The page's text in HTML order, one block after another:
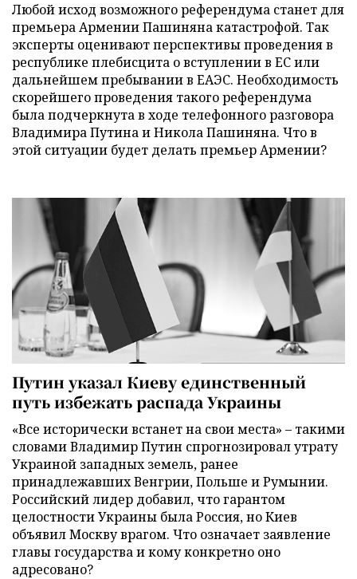
Любой исход возможного референдума станет для
премьера Армении Пашиняна катастрофой. Так
эксперты оценивают перспективы проведения в
республике плебисцита о вступлении в ЕС или
дальнейшем пребывании в ЕАЭС. Необходимость
скорейшего проведения такого референдума
была подчеркнута в ходе телефонного разговора
Владимира Путина и Никола Пашиняна. Что в
этой ситуации будет делать премьер Армении?
Путин указал Киеву единственный
путь избежать распада Украины
«Все исторически встанет на свои места» – такими
словами Владимир Путин спрогнозировал утрату
Украиной западных земель, ранее
принадлежавших Венгрии, Польше и Румынии.
Российский лидер добавил, что гарантом
целостности Украины была Россия, но Киев
объявил Москву врагом. Что означает заявление
главы государства и кому конкретно оно
адресовано?